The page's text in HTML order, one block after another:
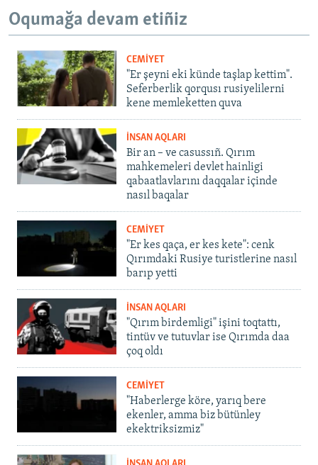
Oqumağa devam etiñiz
CEMİYET
"Er şeyni eki künde taşlap kettim".
Seferberlik qorqusı rusiyelilerni
kene memleketten quva
İNSAN AQLARI
Bir an – ve casussıñ. Qırım
mahkemeleri devlet hainligi
qabaatlavlarını daqqalar içinde
nasıl baqalar
CEMİYET
"Er kes qaça, er kes kete": cenk
Qırımdaki Rusiye turistlerine nasıl
barıp yetti
İNSAN AQLARI
"Qırım birdemligi" işini toqtattı,
tintüv ve tutuvlar ise Qırımda daa
çoq oldı
CEMİYET
"Haberlerge köre, yarıq bere
ekenler, amma biz bütünley
ekektriksizmiz"